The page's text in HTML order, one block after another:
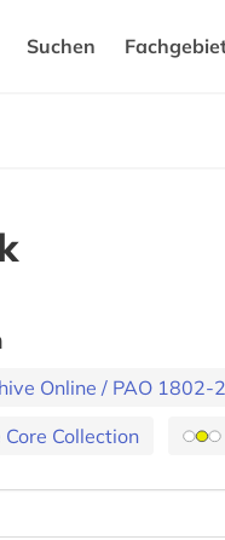
Suchen
Online / PAO 1802-
Collection